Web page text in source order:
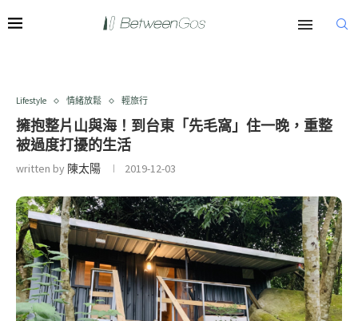
Lifestyle 情緒放鬆 輕旅行
擁抱整片山與海！到台東「先毛窩」住一晚，重整
被過度打擾的生活
written by 陳太陽 2019-12-03